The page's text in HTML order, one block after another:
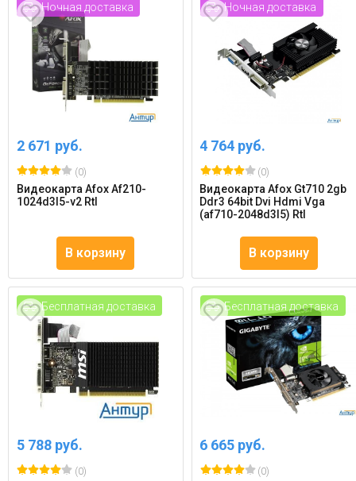
Ночная доставка
2 671 руб.
(0)
Видеокарта Afox Af210-
1024d3l5-v2 Rtl
В корзину
Ночная доставка
4 764 руб.
(0)
Видеокарта Afox Gt710 2gb
Ddr3 64bit Dvi Hdmi Vga
(af710-2048d3l5) Rtl
В корзину
Бесплатная доставка
5 788 руб.
(0)
Бесплатная доставка
6 665 руб.
(0)